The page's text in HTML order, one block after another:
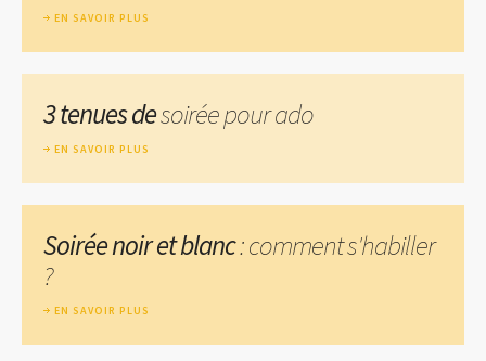
EN SAVOIR PLUS
3 tenues desoirée pour ado
EN SAVOIR PLUS
Soirée noir et blanc: comment s'habiller
?
EN SAVOIR PLUS